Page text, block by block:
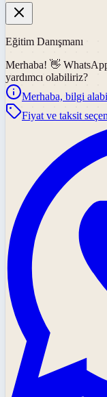
Eğitim Danışmanı
Merhaba! 👋
yardımcı olabiliriz?
Merhaba, bilgi
Fiyat ve taksit